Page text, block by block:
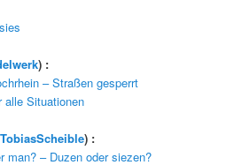
) :
– Straßen gesperrt
alle Situationen
TobiasScheible) :
man? – Duzen oder siezen?